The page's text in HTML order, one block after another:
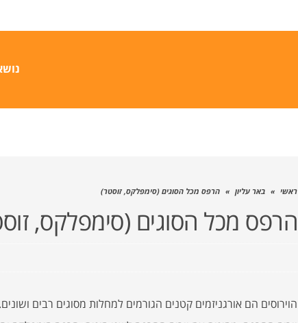
ראשי » באר עליון » הרפס מכל הסוגים (סימפלקס, זוסטר)
הרפס מכל הסוגים (סימפלקס,
הוירוסים הם אורגניזמים קטנים הגורמים למחלות מסוגים רבים